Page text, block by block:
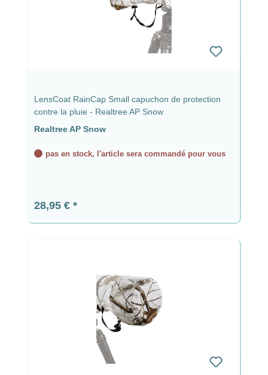
LensCoat RainCap Small capuchon de protection
contre la pluie - Realtree AP Snow
Realtree AP Snow
pas en stock, l'article sera commandé pour vous
Prix régulier :
28,95 €